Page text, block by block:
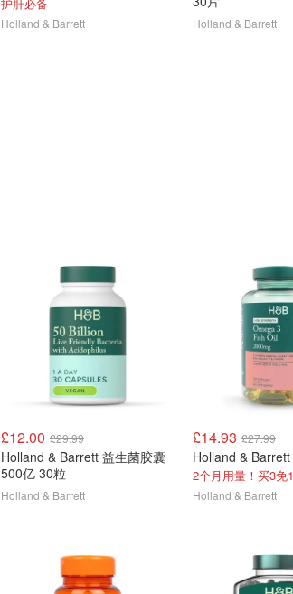
Holland & Barrett Holland & Barrett
£12.00 £29.99
Holland & Barrett 益生菌胶囊
500亿 30粒
Holland & Barrett
£14.93 £27.99
2个月用量！买3免1
Holland & Barrett